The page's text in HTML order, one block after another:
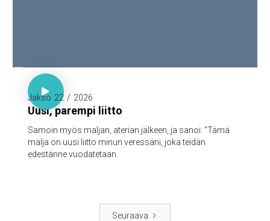
Luuk. 22:20

Jakso 22 / 2026
Uusi, parempi liitto
Samoin myös maljan, aterian jälkeen, ja sanoi: "Tämä
malja on uusi liitto minun veressäni, joka teidän
edestänne vuodatetaan.
Seuraava